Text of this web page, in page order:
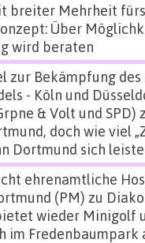
breiter Mehrheit fürs
Über
wird beraten
zur Bekämpfung des
- Köln und
& Volt und SPD)
doch wie viel
Dortmund sich
ehrenamtliche
(PM) zu
wieder Minigolf
im Fredenbaumpark